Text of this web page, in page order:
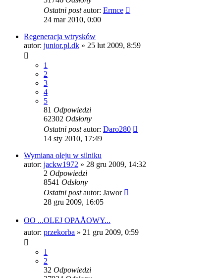
Ostatni postautor: Ermce
24 mar 2010, 0:00
Regeneracja wtrysków
autor: junior.pl.dk » 25 lut 2009, 8:59
1
2
3
4
5
81 Odpowiedzi
62302 Odsłony
Ostatni postautor: Daro280
14 sty 2010, 17:49
Wymiana oleju w silniku
autor: jackw1972 » 28 gru 2009, 14:32
2 Odpowiedzi
8541 Odsłony
Ostatni postautor: Jawor
28 gru 2009, 16:05
OO ...OLEJ OPAÅOWY...
autor: przekorba » 21 gru 2009, 0:59
1
2
32 Odpowiedzi